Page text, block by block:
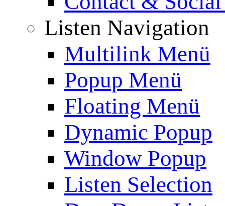
Listen Navigation
Multilink Menü
Popup Menü
Floating Menü
Dynamic Popup
Window Popup
Listen Selection